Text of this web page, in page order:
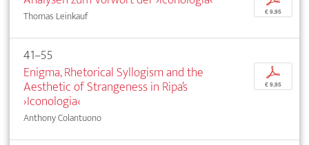
Thomas Leinkauf € 9,95
41–55
Enigma, Rhetorical Syllogism and the
Aesthetic of Strangeness in Ripa’s
›Iconologia‹
Anthony Colantuono
p
€ 9,95